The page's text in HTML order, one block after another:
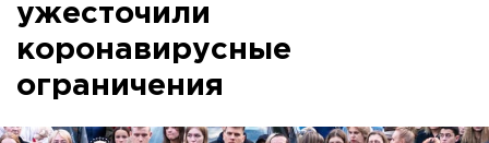
ужесточили
коронавирусные
ограничения